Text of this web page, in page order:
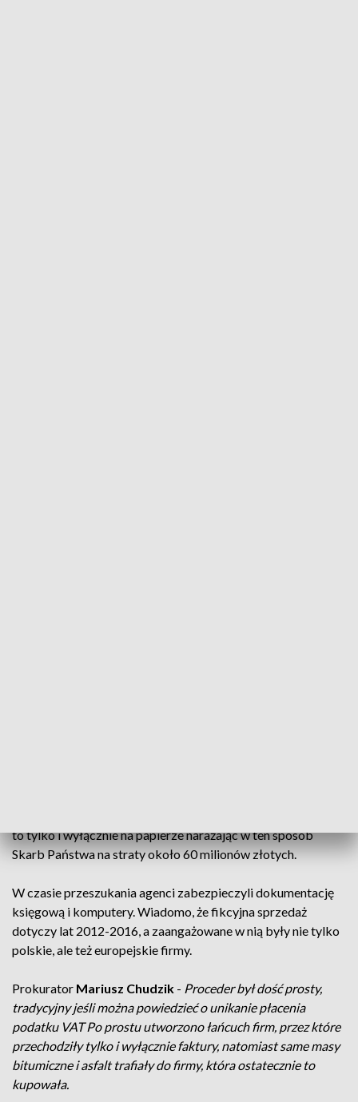
to tylko i wyłącznie na papierze narażając w ten sposób
Skarb Państwa na straty około 60 milionów złotych.
W czasie przeszukania agenci zabezpieczyli dokumentację
księgową i komputery. Wiadomo, że fikcyjna sprzedaż
dotyczy lat 2012-2016, a zaangażowane w nią były nie tylko
polskie, ale też europejskie firmy.
Prokurator Mariusz Chudzik - Proceder był dość prosty,
tradycyjny jeśli można powiedzieć o unikanie płacenia
podatku VAT Po prostu utworzono łańcuch firm, przez które
przechodziły tylko i wyłącznie faktury, natomiast same masy
bitumiczne i asfalt trafiały do firmy, która ostatecznie to
kupowała.